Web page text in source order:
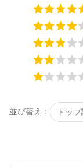
【商品サイズ】
85㎜×31㎜×23㎜
【全成分】
テアリン酸ヘキシ
酸）グリセリル
クスインジカ種